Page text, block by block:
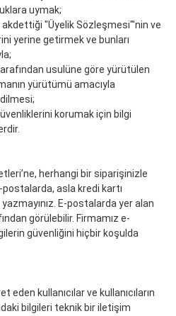
uymak;
akdettiği "Üyelik Sözleşmesi"'nin ve
yerine getirmek ve bunları
usulüne göre yürütülen
yürütümü amacıyla
korumak için bilgi
herhangi bir siparişinizle
asla kredi kartı
E-postalarda yer alan
görülebilir. Firmamız e-
güvenliğini hiçbir koşulda
eden kullanıcılar ve kullanıcıların
bilgileri teknik bir iletişim